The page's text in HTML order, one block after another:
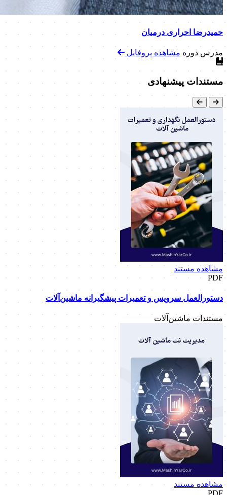
حمیدرضا احراری درمیان
مدرس دوره مشاهده پروفایل
مستندات پیشنهادی
مشاهده مستند
PDF
دستورالعمل سرویس و تعمیرات پیشگیرانه ماشین‌آلات
مستندات ماشین‌آلات
مشاهده مستند